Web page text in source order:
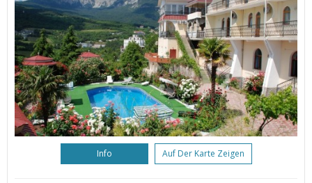
Info Auf Der Karte Zeigen